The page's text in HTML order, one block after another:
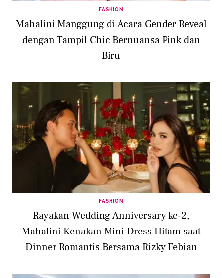
FASHION
Mahalini Manggung di Acara Gender Reveal
dengan Tampil Chic Bernuansa Pink dan
Biru
FASHION
Rayakan Wedding Anniversary ke-2,
Mahalini Kenakan Mini Dress Hitam saat
Dinner Romantis Bersama Rizky Febian